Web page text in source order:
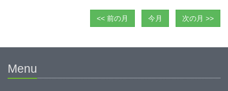
<< 前の月 今月 次の月 >>
Menu